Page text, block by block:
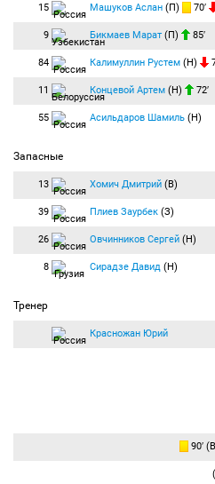
15 Машуков Аслан (П) 70′
9 Бикмаев Марат (П) 85′
84 Калимуллин Рустем (Н)
11 Концевой Артем (Н) 72′
55 Асильдаров Шамиль (Н)
Запасные
13 Хомич Дмитрий (В)
39 Плиев Заурбек (З)
26 Овчинников Сергей (Н)
8 Сирадзе Давид (Н)
Тренер
Красножан Юрий
90′